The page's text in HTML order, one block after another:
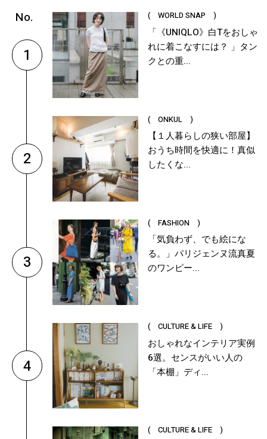
1
( WORLD SNAP )
「《UNIQLO》白Tをおしゃ
れに着こなすには？ 」タン
クとの重...
2
( ONKUL )
【１人暮らしの狭い部屋】
おうち時間を快適に！真似
したくな...
3
( FASHION )
「気負わず、でも絵にな
る。」パリジェンヌ流真夏
のワンピー...
4
( CULTURE & LIFE )
おしゃれなインテリア実例
6選。センスがいい人の
「本棚」ディ...
( CULTURE & LIFE )